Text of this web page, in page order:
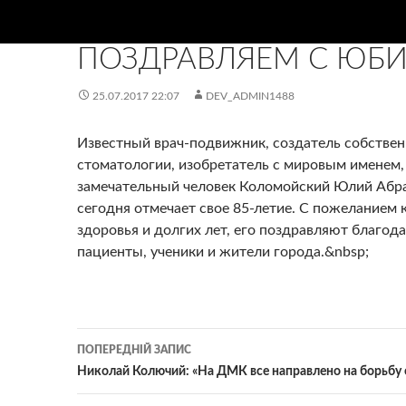
ПОЗДРАВЛЯЕМ С
25.07.2017 22:07 DEV_ADMIN1488
Известный врач-подвижник, создатель
стоматологии, изобретатель с мировым
замечательный человек Коломойский Юлий
сегодня отмечает свое 85-летие. С пожеланием
здоровья и долгих лет, его поздравляют
пациенты, ученики и жители города.&nbsp;
Навігація
по
ПОПЕРЕДНІЙ ЗАПИС
Николай Колючий: «На ДМК все направлено на борьбу